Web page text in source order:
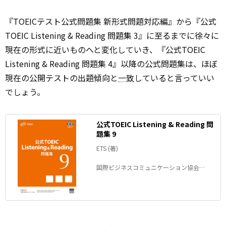
『TOEICテスト公式問題集 新形式問題対応編』から『公式
TOEIC Listening & Reading 問題集 3』に至るまでに徐々に
現在の形式に近いものへと変化していき、『公式TOEIC
Listening & Reading 問題集 4』以降の公式問題集は、ほぼ
現在の公開テストの出題傾向と一致していると言っていい
でしょう。
公式TOEIC Listening & Reading 問
題集 9
ETS (著)
国際ビジネスコミュニケーション協会